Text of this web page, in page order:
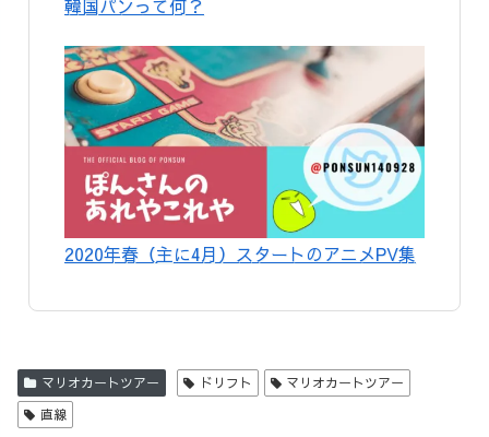
韓国パンって何？
2020年春（主に4月）スタートのアニメPV集
マリオカートツアー ドリフト
マリオカートツアー
直線